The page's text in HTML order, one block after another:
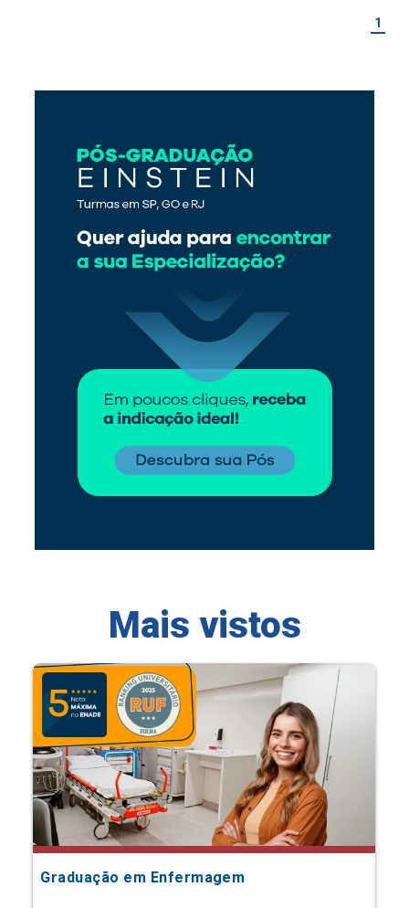
1
Mais vistos
Graduação em Enfermagem